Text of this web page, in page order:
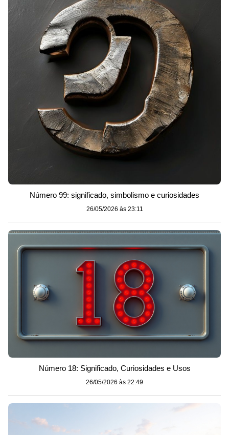
Número 99: significado, simbolismo e curiosidades
26/05/2026 às 23:11
Número 18: Significado, Curiosidades e Usos
26/05/2026 às 22:49